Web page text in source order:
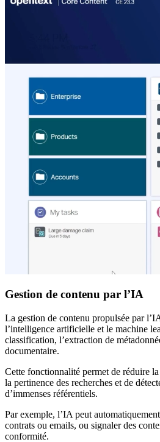
Gestion de contenu par l’IA
La gestion de contenu propulsée par
l’intelligence artificielle et le machine
classification, l’extraction de
documentaire.
Cette fonctionnalité permet de réduire
la pertinence des recherches et de
d’immenses référentiels.
Par exemple, l’IA peut
contrats ou emails, ou signaler des
conformité.